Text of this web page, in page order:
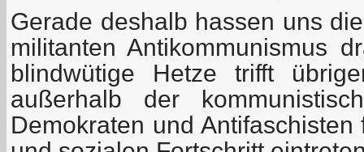
Gerade deshalb hassen uns
militanten Antikommunismus
blindwütige Hetze trifft
außerhalb der
Demokraten und